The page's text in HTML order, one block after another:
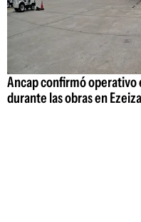
Ancap confirmó operativo
durante las obras en Ezeiza